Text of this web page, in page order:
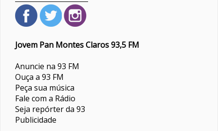
Jovem Pan Montes Claros 93,5 FM
Anuncie na 93 FM
Ouça a 93 FM
Peça sua música
Fale com a Rádio
Seja repórter da 93
Publicidade